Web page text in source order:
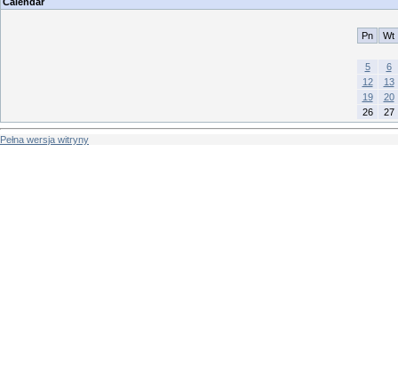
Pn Wt
5
6
12
13
19
20
26
27
Pełna wersja witryny